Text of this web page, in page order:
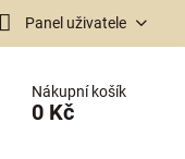
Panel uživatele
Nákupní košík
0 Kč